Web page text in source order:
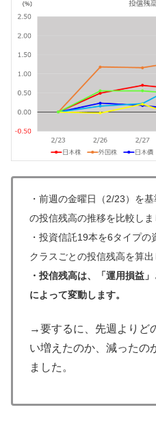
・ 前週の金曜日（2/23）を
の投信残高の推移を比較しま
・ 投資信託19本を6タイプの
クラスごとの投信残高を算出
・投信残高は、「運用損益
によって変動します。
→要するに、先週よりど
い増えたのか、減ったの
ました。